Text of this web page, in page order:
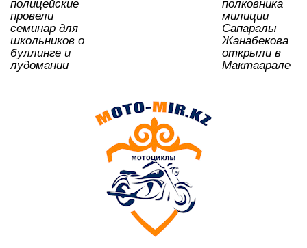
полицейские
провели
семинар для
школьников о
буллинге и
лудомании
полковника
милиции
Сапаралы
Жанабекова
открыли в
Мактаарале